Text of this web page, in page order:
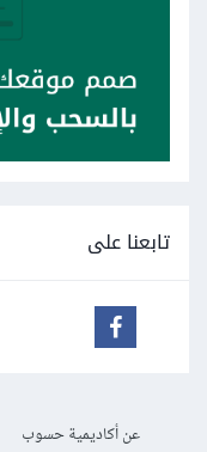
تابعنا على
عن أكاديمية حسوب